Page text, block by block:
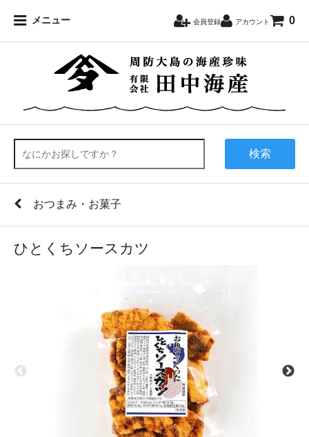
メニュー 会員登録 アカウント 0
検索
おつまみ・お菓子
ひとくちソースカツ